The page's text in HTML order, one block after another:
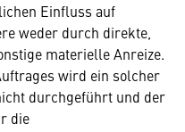
Einfluss auf
weder durch direkte,
materielle Anreize.
wird ein solcher
durchgeführt und der
die